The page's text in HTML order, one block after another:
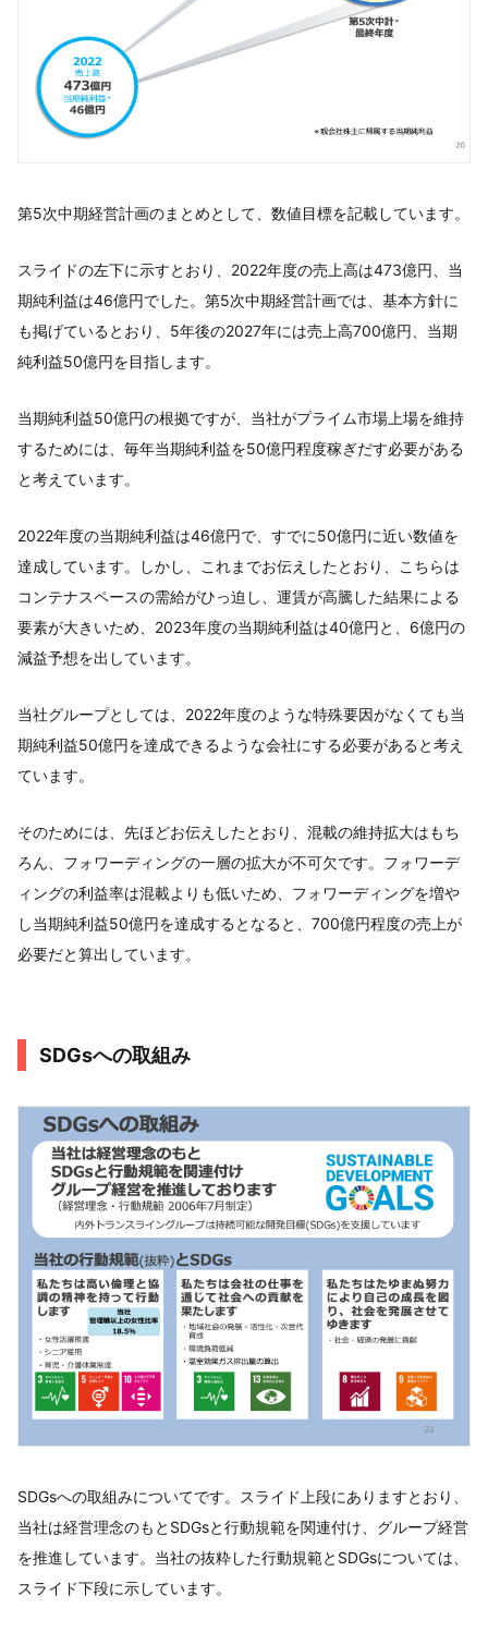
第5次中期経営計画のまとめとして、数値目標を記載しています。
スライドの左下に示すとおり、2022年度の売上高は473億円、当
期純利益は46億円でした。第5次中期経営計画では、基本方針に
も掲げているとおり、5年後の2027年には売上高700億円、当期
純利益50億円を目指します。
当期純利益50億円の根拠ですが、当社がプライム市場上場を維持
するためには、毎年当期純利益を50億円程度稼ぎだす必要がある
と考えています。
2022年度の当期純利益は46億円で、すでに50億円に近い数値を
達成しています。しかし、これまでお伝えしたとおり、こちらは
コンテナスペースの需給がひっ迫し、運賃が高騰した結果による
要素が大きいため、2023年度の当期純利益は40億円と、6億円の
減益予想を出しています。
当社グループとしては、2022年度のような特殊要因がなくても当
期純利益50億円を達成できるような会社にする必要があると考え
ています。
そのためには、先ほどお伝えしたとおり、混載の維持拡大はもち
ろん、フォワーディングの一層の拡大が不可欠です。フォワーデ
ィングの利益率は混載よりも低いため、フォワーディングを増や
し当期純利益50億円を達成するとなると、700億円程度の売上が
必要だと算出しています。
SDGsへの取組み
SDGsへの取組みについてです。スライド上段にありますとおり、
当社は経営理念のもとSDGsと行動規範を関連付け、グループ経営
を推進しています。当社の抜粋した行動規範とSDGsについては、
スライド下段に示しています。